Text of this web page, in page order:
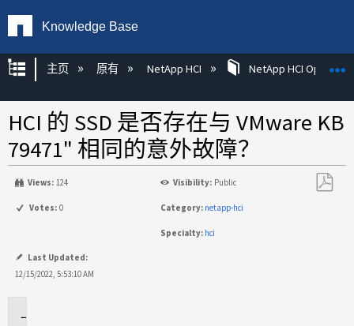
Knowledge Base
扩展/隐缩全局层次
主页 原有 NetApp HCI NetApp HCI
HCI 的 SSD 是否存在与 VMware KB
79471" 相同的意外故障？
Views: 124 Visibility: Public
Votes: 0 Category: netapp-hci
Specialty: hci
Last Updated:
12/15/2022, 5:53:10 AM